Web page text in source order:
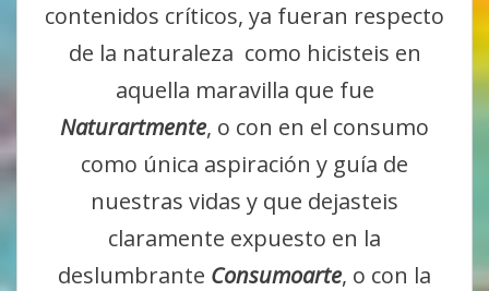
contenidos críticos, ya fueran respecto
de la naturaleza como hicisteis en
aquella maravilla que fue
Naturartmente, o con en el consumo
como única aspiración y guía de
nuestras vidas y que dejasteis
claramente expuesto en la
deslumbrante Consumoarte, o con la